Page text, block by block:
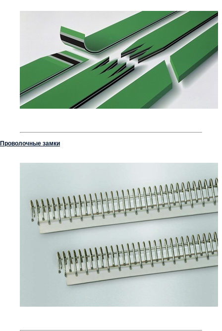
Проволочные замки